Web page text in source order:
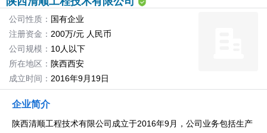
公司性质： 国有企业
注册资金： 200万/元 人民币
公司规模： 10人以下
所在地区： 陕西西安
成立时间： 2016年9月19日
企业简介
陕西清顺工程技术有限公司成立于2016年9月，公司业务包括生产